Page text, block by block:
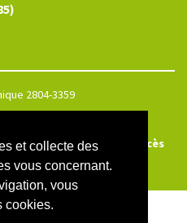
et collecte des
vous concernant.
vous
cookies.
2804-3359
9 —Édité avec Lodel
Accès